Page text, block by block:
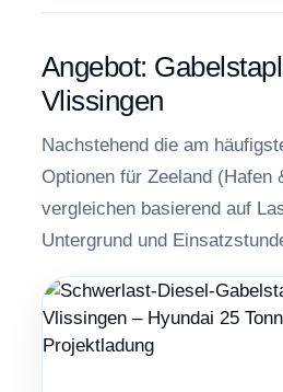
Angebot:
Vlissingen
Nachstehend die am
Optionen für Zeeland (Hafen
vergleichen basierend auf
Untergrund und